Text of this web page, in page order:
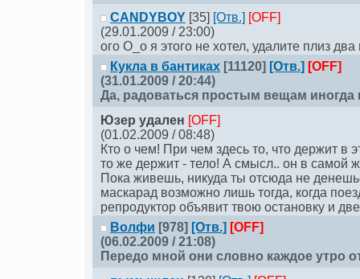
CANDYBOY [35] [Отв.] [OFF]
(29.01.2009 / 23:00)
ого О_о я этого не хотел, удалите плиз
Кукла в бантиках [11120] [Отв.] [OFF]
(31.01.2009 / 20:44)
Да, радоваться простым вещам иногда
Юзер удален [OFF]
(01.02.2009 / 08:48)
Кто о чем! При чем здесь то, что держит в
то же держит - тело! А смысл.. он в самой
Пока живешь, никуда ты отсюда не
маскарад возможно лишь тогда, когда
репродуктор объявит твою остановку и
Волфи [978] [Отв.] [OFF]
(06.02.2009 / 21:08)
Передо мной они словно каждое утро